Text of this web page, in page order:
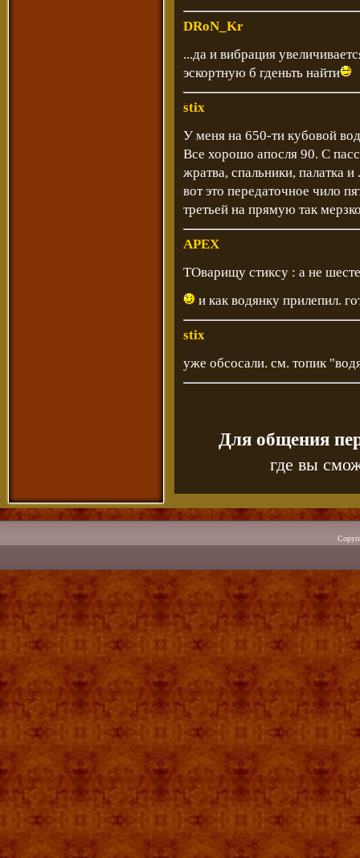
DRoN_Kr
...да и вибрация
эскортную б гденьть найти
stix
У меня на 650-ти кубовой
Все хорошо апосля 90. С
жратва, спальники, палатка
вот это передаточное чило
третьей на прямую так
APEX
ТОварищу стиксу : а не
и как водянку прилепил.
stix
уже обсосали. см. топик
Для общения
где вы